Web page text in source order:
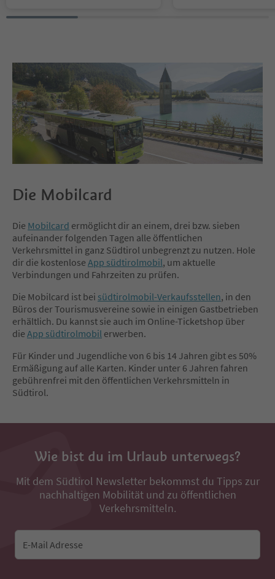
Die Mobilcard
Die Mobilcard ermöglicht dir an einem, drei bzw. sieben
aufeinander folgenden Tagen alle öffentlichen
Verkehrsmittel in ganz Südtirol unbegrenzt zu nutzen. Hole
dir die kostenlose App südtirolmobil, um aktuelle
Verbindungen und Fahrzeiten zu prüfen.
Die Mobilcard ist bei südtirolmobil-Verkaufsstellen, in den
Büros der Tourismusvereine sowie in einigen Gastbetrieben
erhältlich. Du kannst sie auch im Online-Ticketshop über
die App südtirolmobil erwerben.
Für Kinder und Jugendliche von 6 bis 14 Jahren gibt es 50%
Ermäßigung auf alle Karten. Kinder unter 6 Jahren fahren
gebührenfrei mit den öffentlichen Verkehrsmitteln in
Südtirol.
Wie bist du im Urlaub unterwegs?
Mit dem Südtirol Newsletter bekommst du Tipps zur
nachhaltigen Mobilität und zu öffentlichen
Verkehrsmitteln.
E-Mail Adresse